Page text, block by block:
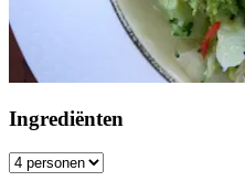
Ingrediënten